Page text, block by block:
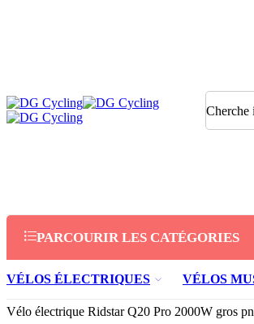
Cherche
PARCOURIR LES CATÉGORIES
VÉLOS ÉLECTRIQUES VÉLOS
Vélo électrique Ridstar Q20 Pro 2000W gros